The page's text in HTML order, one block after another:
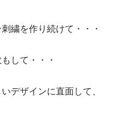
繍を作り続けて・・・
して・・・
デザインに直面して、